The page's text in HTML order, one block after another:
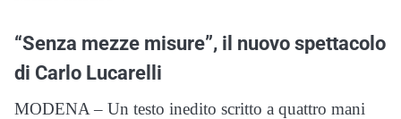
“Senza mezze misure”, il nuovo spettacolo
di Carlo Lucarelli
MODENA – Un testo inedito scritto a quattro mani